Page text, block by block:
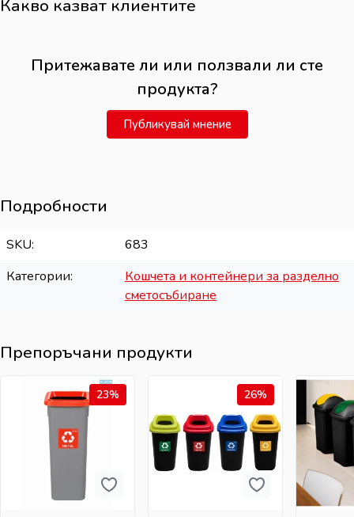
Какво казват клиентите
Притежавате ли или ползвали ли сте
продукта?
Публикувай мнение
Подробности
SKU
683
Категории
Кошчета и контейнери за разделно
сметосъбиране
Препоръчани продукти
23% 26%